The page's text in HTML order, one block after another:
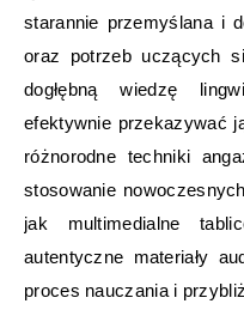
starannie przemyślana i
oraz potrzeb uczących
dogłębną wiedzę
efektywnie przekazywać
różnorodne techniki
stosowanie
jak multimedialne
autentyczne materiały
proces nauczania i